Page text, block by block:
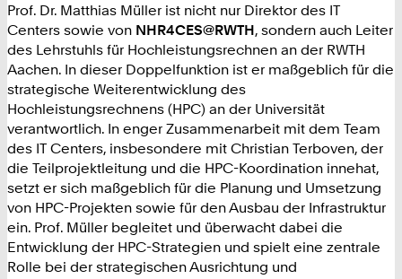
Prof. Dr. Matthias Müller ist nicht nur Direktor des IT
Centers sowie von NHR4CES@RWTH, sondern auch Leiter
des Lehrstuhls für Hochleistungsrechnen an der RWTH
Aachen. In dieser Doppelfunktion ist er maßgeblich für die
strategische Weiterentwicklung des
Hochleistungsrechnens (HPC) an der Universität
verantwortlich. In enger Zusammenarbeit mit dem Team
des IT Centers, insbesondere mit Christian Terboven, der
die Teilprojektleitung und die HPC-Koordination innehat,
setzt er sich maßgeblich für die Planung und Umsetzung
von HPC-Projekten sowie für den Ausbau der Infrastruktur
ein. Prof. Müller begleitet und überwacht dabei die
Entwicklung der HPC-Strategien und spielt eine zentrale
Rolle bei der strategischen Ausrichtung und